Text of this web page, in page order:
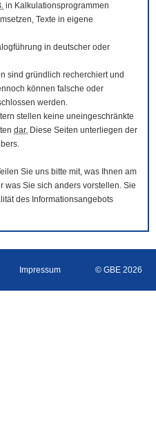
in Kalkulationsprogrammen
Texte in eigene
in deutscher oder
sind gründlich recherchiert und
können falsche oder
werden.
stellen keine uneingeschränkte
dar. Diese Seiten unterliegen der
Sie uns bitte mit, was Ihnen am
was Sie sich anders vorstellen. Sie
des Informationsangebots
Impressum © GBE 2026